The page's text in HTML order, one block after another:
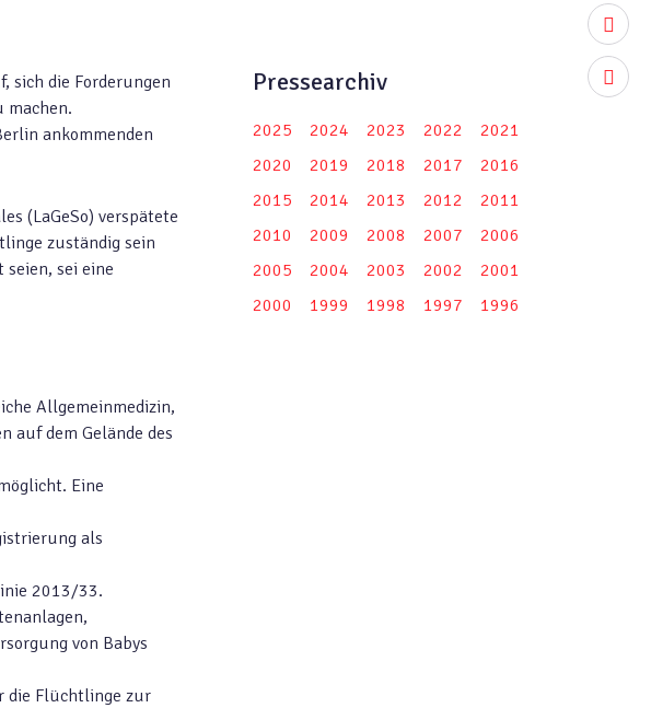
sich die Forderungen
machen.
ankommenden
(LaGeSo) verspätete
zuständig sein
sei eine
Allgemeinmedizin,
auf dem Gelände des
Eine
als
2013/33.
von Babys
die Flüchtlinge zur
Pressearchiv
2025 2024 2023 2022
2021
2020
2019 2018 2017
2016
2015
2014 2013 2012
2011
2010
2009 2008 2007
2006
2005
2004 2003 2002
2001
2000
1999 1998 1997 1996